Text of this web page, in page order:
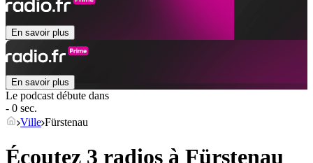
En savoir plus
En savoir plus
Le podcast débute dans
- 0 sec.
Ville Fürstenau
Écoutez 3 radios à Fürstenau